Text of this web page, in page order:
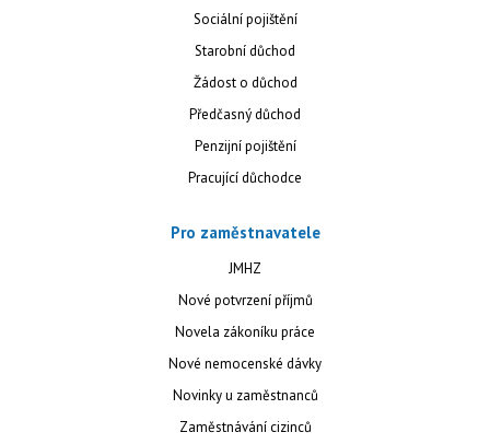
Sociální pojištění
Starobní důchod
Žádost o důchod
Předčasný důchod
Penzijní pojištění
Pracující důchodce
Pro zaměstnavatele
JMHZ
Nové potvrzení příjmů
Novela zákoníku práce
Nové nemocenské dávky
Novinky u zaměstnanců
Zaměstnávání cizinců